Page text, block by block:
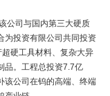
公司与国内第三大硬质
为投资有限公司共同投资
超硬工具材料、复杂大异
品。工程总投资7.7亿
该公司在钨的高端、终端